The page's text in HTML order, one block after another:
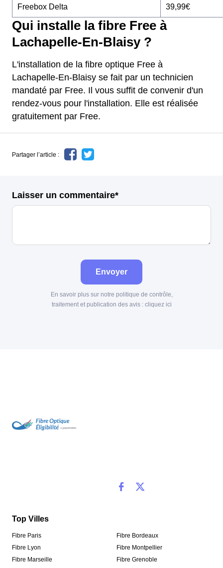
Freebox Delta 39,99€
Qui installe la fibre Free à
Lachapelle-En-Blaisy ?
L'installation de la fibre optique Free à
Lachapelle-En-Blaisy se fait par un technicien
mandaté par Free. Il vous suffit de convenir d'un
rendez-vous pour l'installation. Elle est réalisée
gratuitement par Free.
Partager l’article :
Laisser un commentaire*
Envoyer
En savoir plus sur notre politique de contrôle,
traitement et publication des avis : cliquez ici
Top Villes
Fibre Paris
Fibre Lyon
Fibre Marseille
Fibre Bordeaux
Fibre Montpellier
Fibre Grenoble